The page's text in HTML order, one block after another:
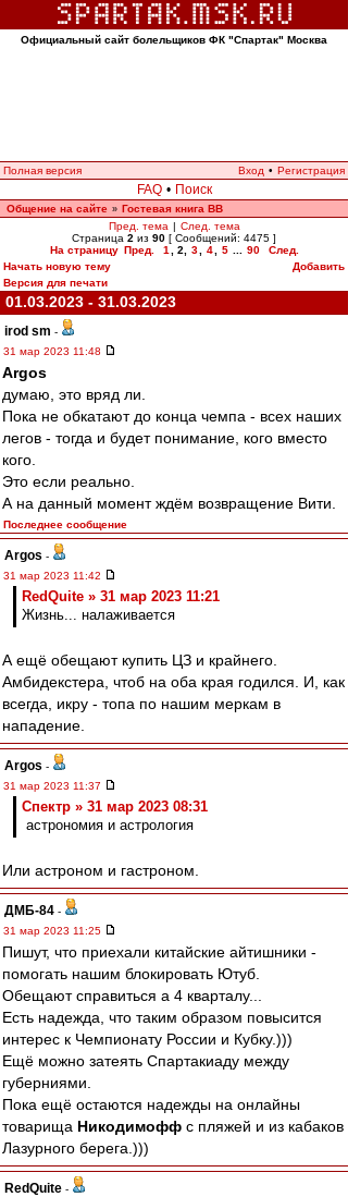
Официальный сайт болельщиков ФК "Спартак" Москва
Полная версия Вход • Регистрация
FAQ • Поиск
Общение на сайте » Гостевая книга ВВ
Пред. тема | След. тема
Страница 2 из 90 [ Сообщений: 4475 ]
На страницу Пред. 1 2 3 4 5 90
След.
Начать новую тему
Добавить
Версия для печати
01.03.2023 - 31.03.2023
irod sm -
31 мар 2023 11:48
Argos
думаю, это вряд ли.
Пока не обкатают до конца чемпа - всех наших
легов - тогда и будет понимание, кого вместо
кого.
Это если реально.
А на данный момент ждём возвращение Вити.
Последнее сообщение
Argos -
31 мар 2023 11:42
RedQuite » 31 мар 2023 11:21
Жизнь... налаживается
А ещё обещают купить ЦЗ и крайнего.
Амбидекстера, чтоб на оба края годился. И, как
всегда, икру - топа по нашим меркам в
нападение.
Argos -
31 мар 2023 11:37
Спектр » 31 мар 2023 08:31
астрономия и астрология
Или астроном и гастроном.
ДМБ-84 -
31 мар 2023 11:25
Пишут, что приехали китайские айтишники -
помогать нашим блокировать Ютуб.
Обещают справиться а 4 кварталу...
Есть надежда, что таким образом повысится
интерес к Чемпионату России и Кубку.)))
Ещё можно затеять Спартакиаду между
губерниями.
Пока ещё остаются надежды на онлайны
товарища Никодимофф с пляжей и из кабаков
Лазурного берега.)))
RedQuite -